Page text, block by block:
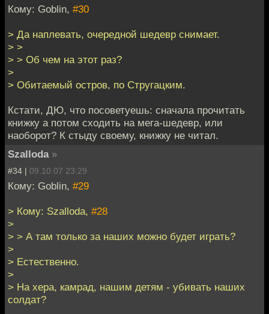
Кому: Goblin, #30
> Да наплевать, очередной шедевр снимает.
> >
> > Об чем на этот раз?
>
> Обитаемый остров, по Стругацким.
Кстати, ДЮ, что посоветуешь: сначала прочитать
книжку а потом сходить на мега-шедевр, или
наоборот? К стыду своему, книжку не читал.
Szalloda »
#34 | 09.10.07 23:29
Кому: Goblin, #29
> Кому: Szalloda, #28
>
> > А там только за наших можно будет играть?
>
> Естественно.
>
> На хера, камрад, нашим детям - убивать наших
солдат?